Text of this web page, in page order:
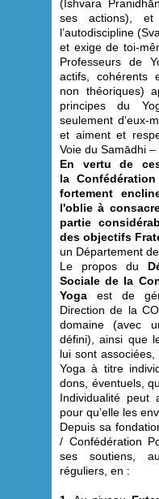
(Īshvara
ses actions), et
l’autodiscipline
et exige de toi-
Professeurs de
actifs, cohérents
non théoriques)
principes du
seulement d’eux-
et aiment et
Voie du Samādhi
En vertu de
la
fortement
l'oblie à
partie
des objectifs
un Département
Le propos du
Sociale de la
Yogaest de
Direction de la
domaine (avec
défini), ainsi que
lui sont
Yoga à titre
dons, éventuels,
Individualité peut
pour qu’elle les
Depuis sa
/ Confédération
ses soutiens,
réguliers, en :